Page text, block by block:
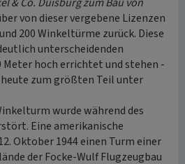
von dieser vergebene Lizenzen
200 Winkeltürme zurück. Diese
unterscheidenden
Meter hoch errichtet und stehen -
zum größten Teil unter
wurde während des
Eine amerikanische
Oktober 1944 einen Turm einer
der Focke-Wulf Flugzeugbau